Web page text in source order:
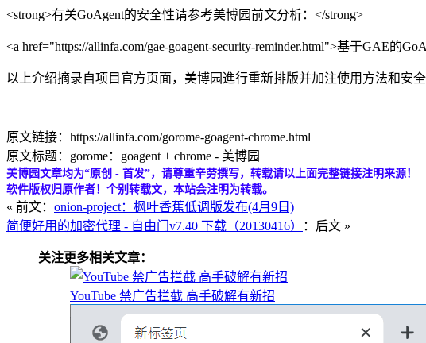
<strong>有关GoAgent的安全性请参考美博园前文分析：</strong>
<a href="https://allinfa.com/gae-goagent-security-reminder.html">基于GAE的
以上介绍摘录自项目官方页面，美博园進行重新排版并加注使用方法和安全
原文链接：https://allinfa.com/gorome-goagent-chrome.html
原文标题：gorome：goagent + chrome - 美博园
美博园文章均为“原创 - 首发”，请尊重辛劳撰写，转载请以上面完整链接注明来源！
软件版权归原作者！个别转载文，本站会注明为转载。
« 前文： onion-project：枫叶香蕉低调版发布(4月9日)
简便好用的加密代理 - 自由门v7.40 下载（20130416）
：后文 »
关注更多相关文章：
YouTube 禁广告拦截 高手破解有新招